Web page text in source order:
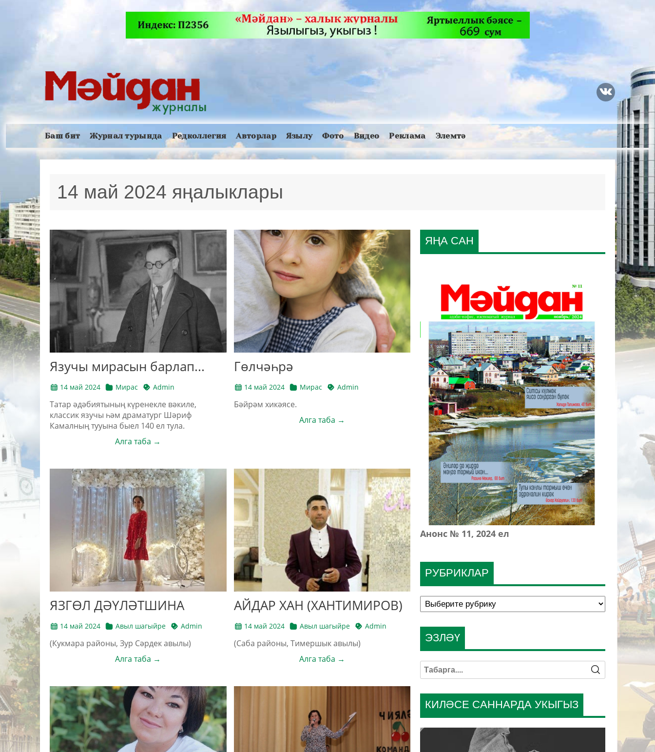
Баш бит Журнал турында Редколлегия Авторлар Язылу Фото Видео Реклама Элемтә
14 май 2024 яңалыклары
Язучы мирасын барлап...
14 май 2024 Мирас Admin
Татар әдәбиятының күренекле вәкиле,
классик язучы һәм драматург Шәриф
Камалның тууына быел 140 ел тула.
Алга таба →
Гөлчәһрә
14 май 2024 Мирас Admin
Бәйрәм хикәясе.
Алга таба →
ЯЗГӨЛ ДӘҮЛӘТШИНА
14 май 2024 Авыл шагыйре Admin
(Кукмара районы, Зур Сәрдек авылы)
Алга таба →
АЙДАР ХАН (ХАНТИМИРОВ)
14 май 2024 Авыл шагыйре Admin
(Саба районы, Тимершык авылы)
Алга таба →
РУБРИКЛАР
ЯҢА САН
Анонс № 11, 2024 ел
КИЛӘСЕ САННАРДА УКЫГЫЗ
ЭЗЛӘҮ